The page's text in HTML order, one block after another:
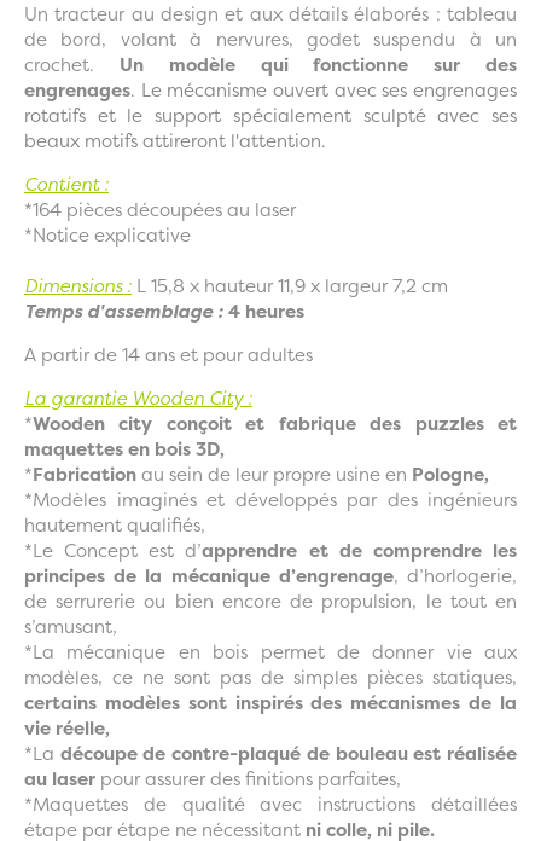
Un tracteur au design et aux détails élaborés : tableau
de bord, volant à nervures, godet suspendu à un
crochet. Un modèle qui fonctionne sur des
engrenages. Le mécanisme ouvert avec ses engrenages
rotatifs et le support spécialement sculpté avec ses
beaux motifs attireront l'attention.
Contient :
*164 pièces découpées au laser
*Notice explicative
Dimensions : L 15,8 x hauteur 11,9 x largeur 7,2 cm
Temps d'assemblage :4 heures
A partir de 14 ans et pour adultes
La garantie Wooden City :
*Wooden city conçoit et fabrique des puzzles et
maquettes en bois 3D,
*Fabricationau sein de leur propre usine en Pologne,
*Modèles imaginés et développés par des ingénieurs
hautement qualifiés,
*Le Concept est d’apprendre et de comprendre les
principes de la mécanique d’engrenage, d’horlogerie,
de serrurerie ou bien encore de propulsion, le tout en
s’amusant,
*La mécanique en bois permet de donner vie aux
modèles, ce ne sont pas de simples pièces statiques,
certains modèles sont inspirés des mécanismes de la
vie réelle,
*La découpe de contre-plaqué de bouleau est réalisée
au laser pour assurer des finitions parfaites,
*Maquettes de qualité avec instructions détaillées
étape par étape ne nécessitant ni colle, ni pile.